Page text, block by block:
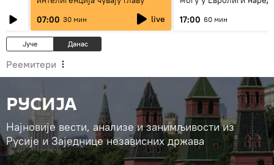
07:00 30 мин live
17:00 60 мин
Јуче Данас
Реемитери
РУСИЈА
Најновије вести, анализе и занимљивости из
Русије и Заједнице независних држава